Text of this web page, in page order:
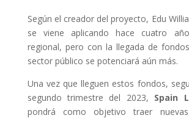
Según el creador del proyecto, Edu
se viene aplicando hace cuatro
regional, pero con la llegada de
sector público se potenciará aún más.
Una vez que lleguen estos fondos,
segundo trimestre del 2023, Spain
pondrá como objetivo traer